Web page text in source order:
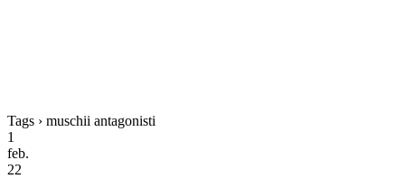
Tags › muschii antagonisti
1
feb.
22